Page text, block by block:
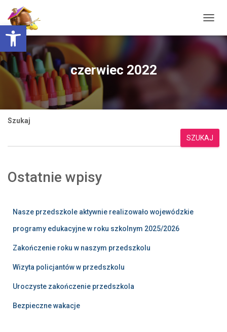
Otwórz pasek narzędzi
czerwiec 2022
Szukaj
SZUKAJ
Ostatnie wpisy
Nasze przedszkole aktywnie realizowało wojewódzkie
programy edukacyjne w roku szkolnym 2025/2026
Zakończenie roku w naszym przedszkolu
Wizyta policjantów w przedszkolu
Uroczyste zakończenie przedszkola
Bezpieczne wakacje